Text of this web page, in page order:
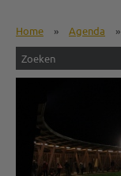
Home » Agenda »